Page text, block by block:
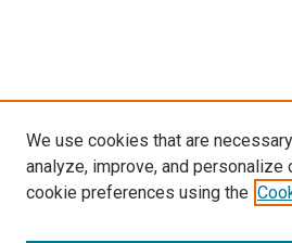
We use cookies that are
analyze, improve, and personalize
cookie preferences using the